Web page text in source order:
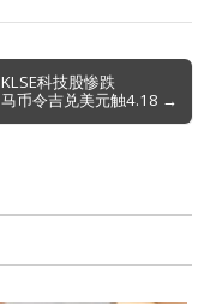
KLSE科技股惨跌
马币令吉兑美元触4.18 →